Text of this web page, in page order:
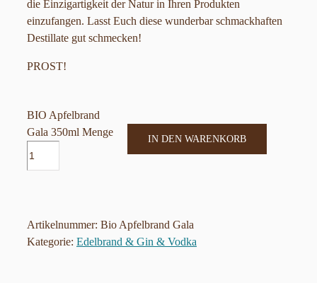
die Einzigartigkeit der Natur in Ihren Produkten
einzufangen. Lasst Euch diese wunderbar schmackhaften
Destillate gut schmecken!
PROST!
BIO Apfelbrand
Gala 350ml Menge
IN DEN WARENKORB
Artikelnummer: Bio Apfelbrand Gala
Kategorie: Edelbrand & Gin & Vodka